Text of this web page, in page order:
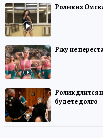
Ролик из
Ржу не
Ролик длится
будете долго